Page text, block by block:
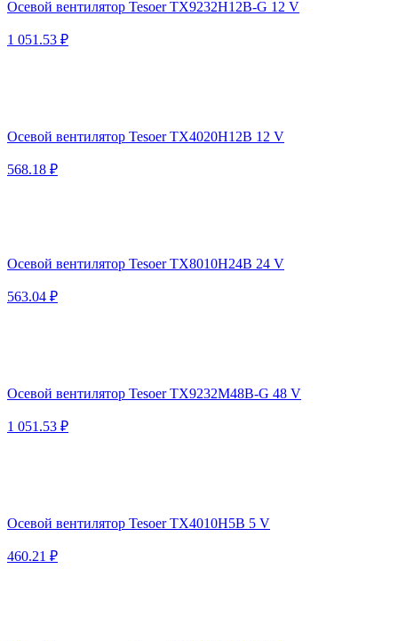
Осевой вентилятор Tesoer TX9232H12B-G 12 V
1 051.53 ₽
Осевой вентилятор Tesoer TX4020H12B 12 V
568.18 ₽
Осевой вентилятор Tesoer TX8010H24B 24 V
563.04 ₽
Осевой вентилятор Tesoer TX9232M48B-G 48 V
1 051.53 ₽
Осевой вентилятор Tesoer TX4010H5B 5 V
460.21 ₽